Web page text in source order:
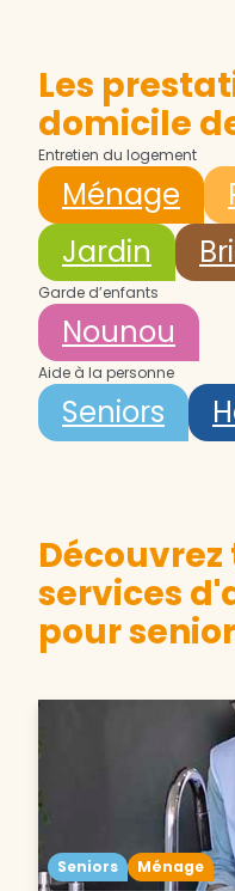
Les
domicile
Entretien du logement
Ménage
Jardin
Garde d’enfants
Nounou
Aide à la personne
Seniors
Découvrez
services
pour
Seniors Ménage